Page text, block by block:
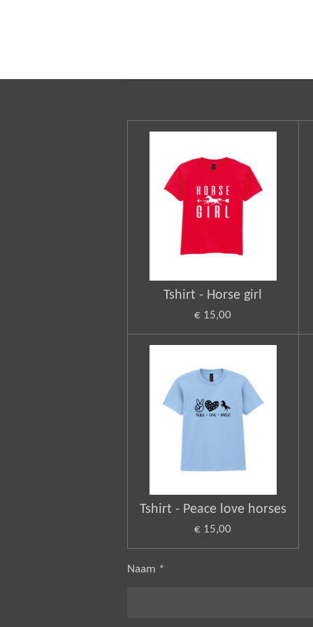
Tshirt - Horse girl
€ 15,00
Tshirt - Peace love horses
€ 15,00
Naam *